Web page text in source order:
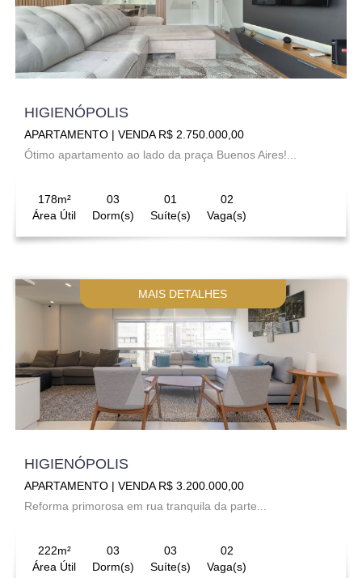
HIGIENÓPOLIS
APARTAMENTO | VENDA R$ 2.750.000,00
Ótimo apartamento ao lado da praça Buenos Aires!...
178m²
Área Útil
03
Dorm(s)
01
Suíte(s)
02
Vaga(s)
MAIS DETALHES
HIGIENÓPOLIS
APARTAMENTO | VENDA R$ 3.200.000,00
Reforma primorosa em rua tranquila da parte...
222m²
Área Útil
03
Dorm(s)
03
Suíte(s)
02
Vaga(s)